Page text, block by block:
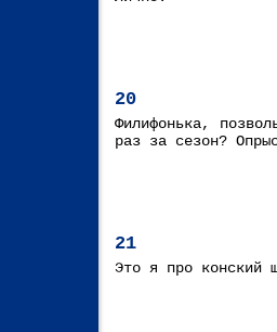
20
Филифонька,
раз за сезон?
21
Это я про конский